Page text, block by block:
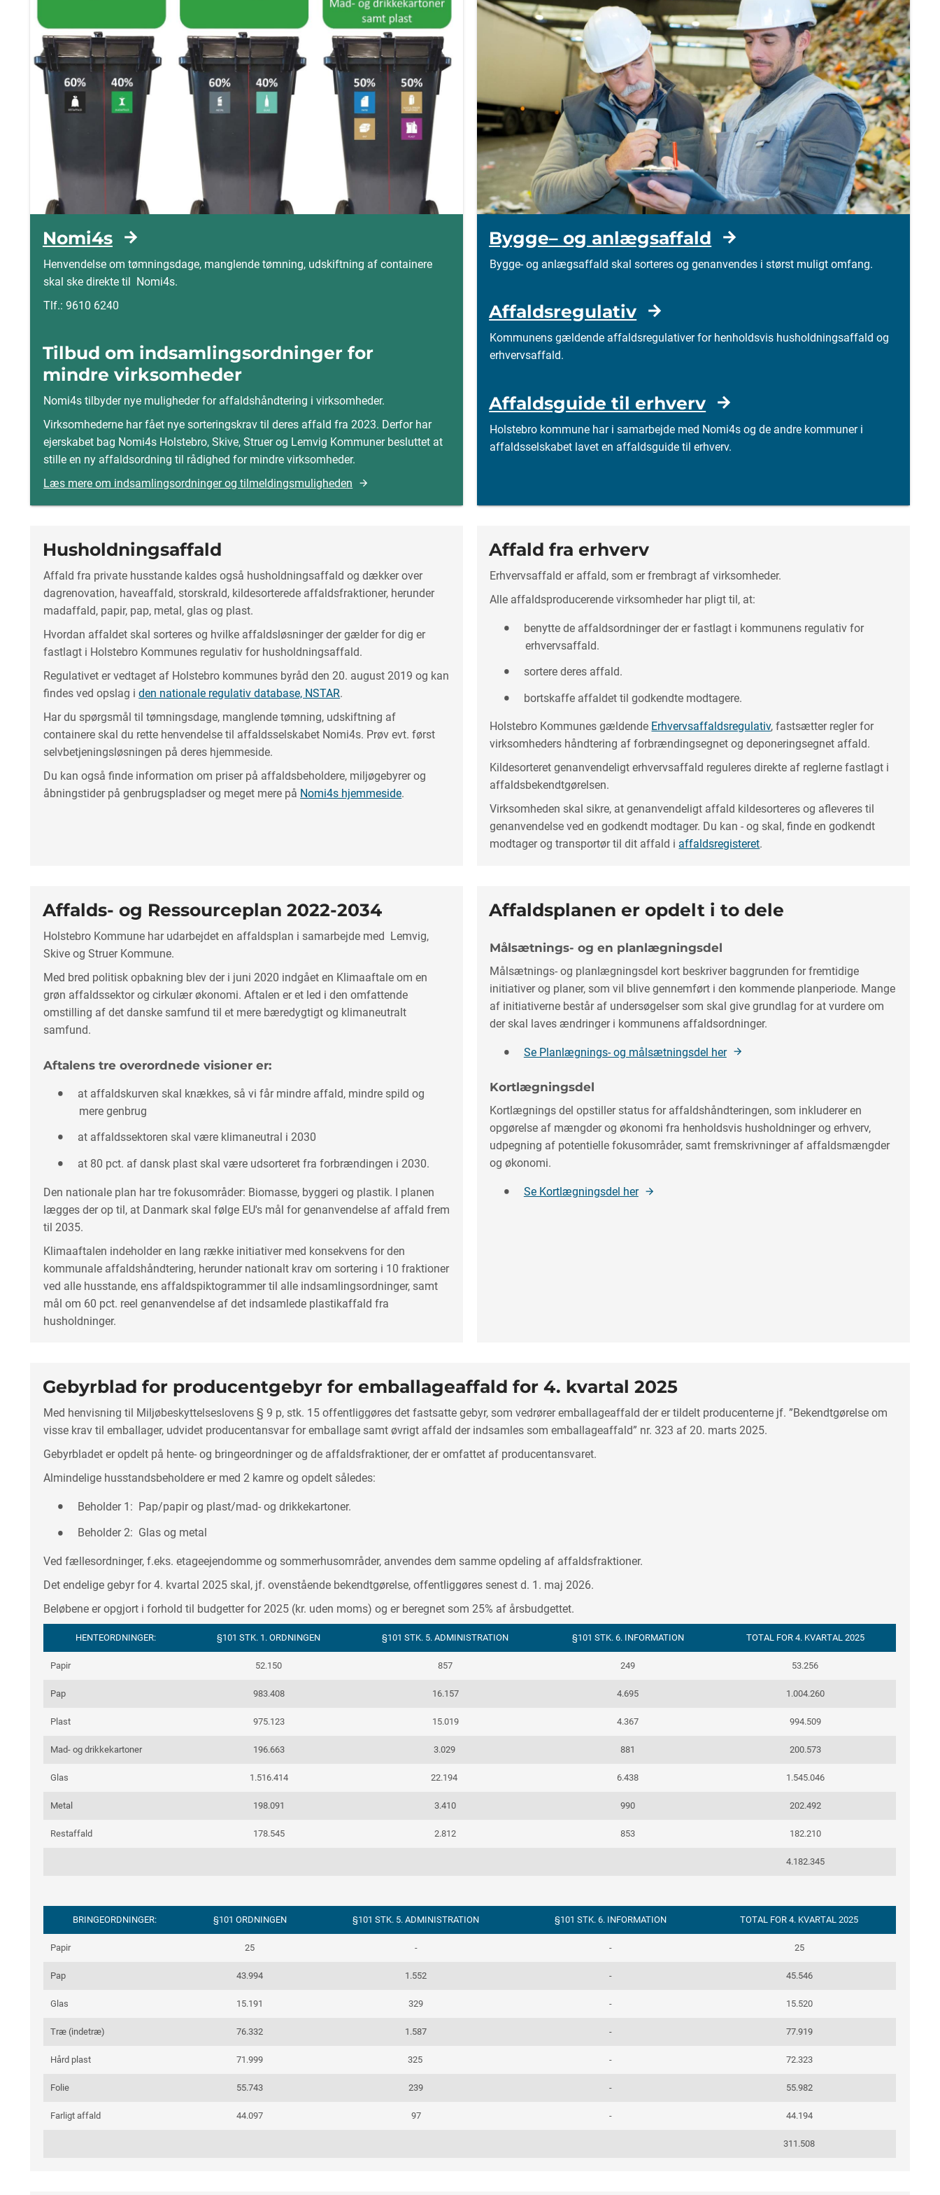
Nomi4s
Henvendelse om tømningsdage, manglende tømning, udskiftning af containere
skal ske direkte til Nomi4s.
Tlf.:9610 6240
Tilbud om indsamlingsordninger for
mindre virksomheder
Nomi4s tilbyder nye muligheder for affaldshåndtering i virksomheder.
Virksomhederne har fået nye sorteringskrav til deres affald fra 2023. Derfor har
ejerskabet bag Nomi4s Holstebro, Skive, Struer og Lemvig Kommuner besluttet at
stille en ny affaldsordning til rådighed for mindre virksomheder.
Læs mere om indsamlingsordninger og tilmeldingsmuligheden
Bygge– og anlægsaffald
Bygge- og anlægsaffald skal sorteres og genanvendes i størst muligt omfang.
Affaldsregulativ
Kommunens gældende affaldsregulativer for henholdsvis husholdningsaffald og
erhvervsaffald.
Affaldsguide til erhverv
Holstebro kommune har i samarbejde med Nomi4s og de andre kommuner i
affaldsselskabet lavet en affaldsguide til erhverv.
Husholdningsaffald
Affald fra private husstande kaldes også husholdningsaffald og dækker over
dagrenovation, haveaffald, storskrald, kildesorterede affaldsfraktioner, herunder
madaffald, papir, pap, metal, glas og plast.
Hvordan affaldet skal sorteres og hvilke affaldsløsninger der gælder for dig er
fastlagt i Holstebro Kommunes regulativ for husholdningsaffald.
Regulativet er vedtaget af Holstebro kommunes byråd den 20. august 2019 og kan
findes ved opslag iden nationale regulativ database, NSTAR.
Har du spørgsmål til tømningsdage, manglende tømning, udskiftning af
containere skal du rette henvendelse til affaldsselskabet Nomi4s. Prøv evt. først
selvbetjeningsløsningen på deres hjemmeside.
Du kan også finde information om priser på affaldsbeholdere, miljøgebyrer og
åbningstider på genbrugspladser og meget mere på Nomi4s hjemmeside.
Affald fra erhverv
Erhvervsaffald er affald, som er frembragt af virksomheder.
Alle affaldsproducerende virksomheder har pligt til, at:
benytte de affaldsordninger der er fastlagt i kommunens regulativ for
erhvervsaffald.
sortere deres affald.
bortskaffe affaldet til godkendte modtagere.
Holstebro Kommunes gældende Erhvervsaffaldsregulativ, fastsætter regler for
virksomheders håndtering af forbrændingsegnet og deponeringsegnet affald.
Kildesorteret genanvendeligt erhvervsaffald reguleres direkte af reglerne fastlagt i
affaldsbekendtgørelsen.
Virksomheden skal sikre, at genanvendeligt affald kildesorteres og afleveres til
genanvendelse ved en godkendt modtager. Du kan - og skal, finde en godkendt
modtager og transportør til dit affald i affaldsregisteret.
Affalds- og Ressourceplan 2022-2034
Holstebro Kommune har udarbejdet en affaldsplan i samarbejde med Lemvig,
Skive og Struer Kommune.
Med bred politisk opbakning blev der i juni 2020 indgået en Klimaaftale om en
grøn affaldssektor og cirkulær økonomi. Aftalen er et led i den omfattende
omstilling af det danske samfund til et mere bæredygtigt og klimaneutralt
samfund.
Aftalens tre overordnede visioner er:
at affaldskurven skal knækkes, så vi får mindre affald, mindre spild og
mere genbrug
at affaldssektoren skal være klimaneutral i 2030
at 80 pct. af dansk plast skal være udsorteret fra forbrændingen i 2030.
Den nationale plan har tre fokusområder: Biomasse, byggeri og plastik. I planen
lægges der op til, at Danmark skal følge EU's mål for genanvendelse af affald frem
til 2035.
Klimaaftalen indeholder en lang række initiativer med konsekvens for den
kommunale affaldshåndtering, herunder nationalt krav om sortering i 10 fraktioner
ved alle husstande, ens affaldspiktogrammer til alle indsamlingsordninger, samt
mål om 60 pct. reel genanvendelse af det indsamlede plastikaffald fra
husholdninger.
Affaldsplanen er opdelt i to dele
Målsætnings- og en planlægningsdel
Målsætnings- og planlægningsdel kort beskriver baggrunden for fremtidige
initiativer og planer, som vil blive gennemført i den kommende planperiode. Mange
af initiativerne består af undersøgelser som skal give grundlag for at vurdere om
der skal laves ændringer i kommunens affaldsordninger.
Se Planlægnings- og målsætningsdel her
Kortlægningsdel
Kortlægnings del opstiller status for affaldshåndteringen, som inkluderer en
opgørelse af mængder og økonomi fra henholdsvis husholdninger og erhverv,
udpegning af potentielle fokusområder, samt fremskrivninger af affaldsmængder
og økonomi.
Se Kortlægningsdel her
Gebyrblad for producentgebyr for emballageaffald for 4. kvartal 2025​
Med henvisning til Miljøbeskyttelseslovens § 9 p, stk. 15 offentliggøres det fastsatte gebyr, som vedrører emballageaffald der er tildelt producenterne jf. ”Bekendtgørelse om
visse krav til emballager, udvidet producentansvar for emballage samt øvrigt affald der indsamles som emballageaffald” nr. 323 af 20. marts 2025.
Gebyrbladet er opdelt på hente- og bringeordninger og de affaldsfraktioner, der er omfattet af producentansvaret.
Almindelige husstandsbeholdere er med 2 kamre og opdelt således:
Beholder 1: Pap/papir og plast/mad- og drikkekartoner.
Beholder 2: Glas og metal
Ved fællesordninger, f.eks. etageejendomme og sommerhusområder, anvendes dem samme opdeling af affaldsfraktioner.
Det endelige gebyr for 4. kvartal 2025 skal, jf. ovenstående bekendtgørelse, offentliggøres senest d. 1. maj 2026.
Beløbene er opgjort i forhold til budgetter for 2025 (kr. uden moms) og er beregnet som 25% af årsbudgettet.
HENTEORDNINGER: §101 STK. 1. ORDNINGEN §101 STK. 5. ADMINISTRATION §101 STK. 6. INFORMATION TOTAL FOR 4. KVARTAL 2025
Papir 52.150 857 249 53.256
Pap 983.408 16.157 4.695 1.004.260
Plast 975.123 15.019 4.367 994.509
Mad- og drikkekartoner 196.663 3.029 881 200.573
Glas 1.516.414 22.194 6.438 1.545.046
Metal 198.091 3.410 990 202.492
Restaffald 178.545 2.812 853 182.210
4.182.345
BRINGEORDNINGER: §101 ORDNINGEN §101 STK. 5. ADMINISTRATION §101 STK. 6. INFORMATION TOTAL FOR 4. KVARTAL 2025
Papir 25 - - 25
Pap 43.994 1.552 - 45.546
Glas 15.191 329 - 15.520
Træ (indetræ) 76.332 1.587 - 77.919
Hård plast 71.999 325 - 72.323
Folie 55.743 239 - 55.982
Farligt affald 44.097 97 - 44.194
311.508